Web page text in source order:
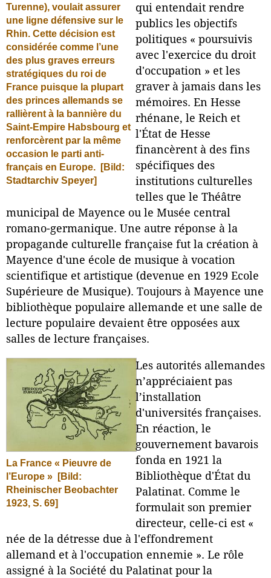
Turenne), voulait assurer
une ligne défensive sur le
Rhin. Cette décision est
considérée comme l’une
des plus graves erreurs
stratégiques du roi de
France puisque la plupart
des princes allemands se
rallièrent à la bannière du
Saint-Empire Habsbourg et
renforcèrent par la même
occasion le parti anti-
français en Europe.
[Bild:
Stadtarchiv Speyer]
qui entendait rendre
publics les objectifs
politiques « poursuivis
avec l'exercice du droit
d'occupation » et les
graver à jamais dans les
mémoires. En Hesse
rhénane, le Reich et
l'État de Hesse
financèrent à des fins
spécifiques des
institutions culturelles
telles que le Théâtre
municipal de Mayence ou le Musée central
romano-germanique. Une autre réponse à la
propagande culturelle française fut la création à
Mayence d'une école de musique à vocation
scientifique et artistique (devenue en 1929 Ecole
Supérieure de Musique). Toujours à Mayence une
bibliothèque populaire allemande et une salle de
lecture populaire devaient être opposées aux
salles de lecture françaises.
La France « Pieuvre de
l’Europe »
[Bild:
Rheinischer Beobachter
1923, S. 69]
Les autorités allemandes
n’appréciaient pas
l’installation
d'universités françaises.
En réaction, le
gouvernement bavarois
fonda en 1921 la
Bibliothèque d'État du
Palatinat. Comme le
formulait son premier
directeur, celle-ci est «
née de la détresse due à l'effondrement
allemand et à l'occupation ennemie ». Le rôle
assigné à la Société du Palatinat pour la